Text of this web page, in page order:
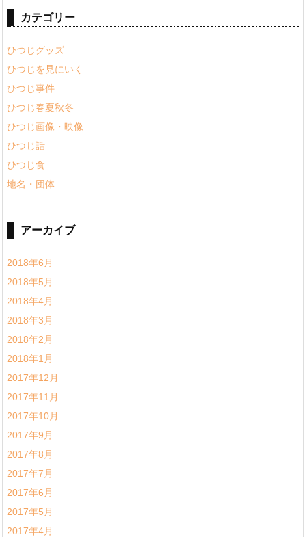
カテゴリー
ひつじグッズ
ひつじを見にいく
ひつじ事件
ひつじ春夏秋冬
ひつじ画像・映像
ひつじ話
ひつじ食
地名・団体
アーカイブ
2018年6月
2018年5月
2018年4月
2018年3月
2018年2月
2018年1月
2017年12月
2017年11月
2017年10月
2017年9月
2017年8月
2017年7月
2017年6月
2017年5月
2017年4月